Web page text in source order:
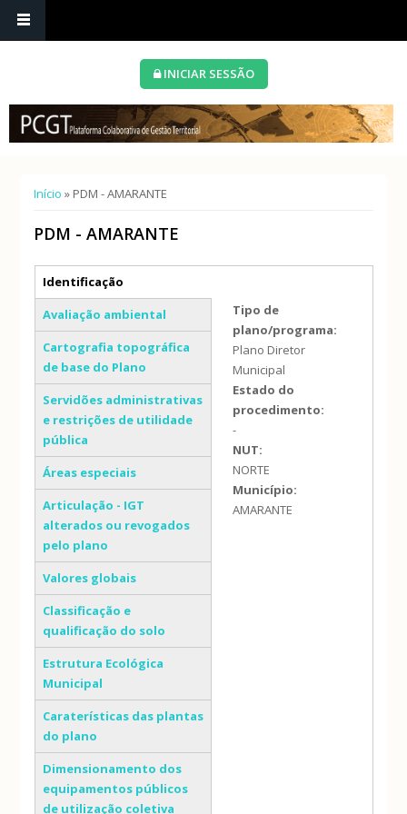
INICIAR SESSÃO
Está aqui
Início » PDM - AMARANTE
PDM - AMARANTE
Separadores verticais
Identificação
(separador ativo)
Avaliação ambiental
Cartografia topográfica
de base do Plano
Servidões administrativas
e restrições de utilidade
pública
Áreas especiais
Articulação - IGT
alterados ou revogados
pelo plano
Valores globais
Classificação e
qualificação do solo
Estrutura Ecológica
Municipal
Caraterísticas das plantas
do plano
Dimensionamento dos
equipamentos públicos
de utilização coletiva
Tipo de
plano/programa:
Plano Diretor
Municipal
Estado do
procedimento:
-
NUT:
NORTE
Município:
AMARANTE